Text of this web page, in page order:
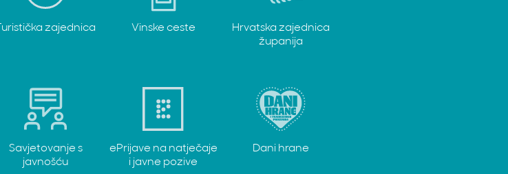
Turistička zajednica Vinske ceste
Hrvatska zajednica
županija
Savjetovanje s
javnošću
ePrijave na natječaje
i javne pozive
Dani hrane